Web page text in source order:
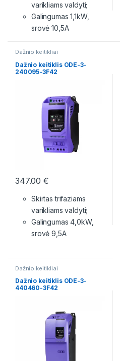
varikliams valdyti;
Galingumas 1,1kW,
srovė 10,5A
Dažnio keitikliai
Dažnio keitiklis ODE-3-
240095-3F42
347.00€
Skirtas trifaziams
varikliams valdyti;
Galingumas 4,0kW,
srovė 9,5A
Dažnio keitikliai
Dažnio keitiklis ODE-3-
440460-3F42